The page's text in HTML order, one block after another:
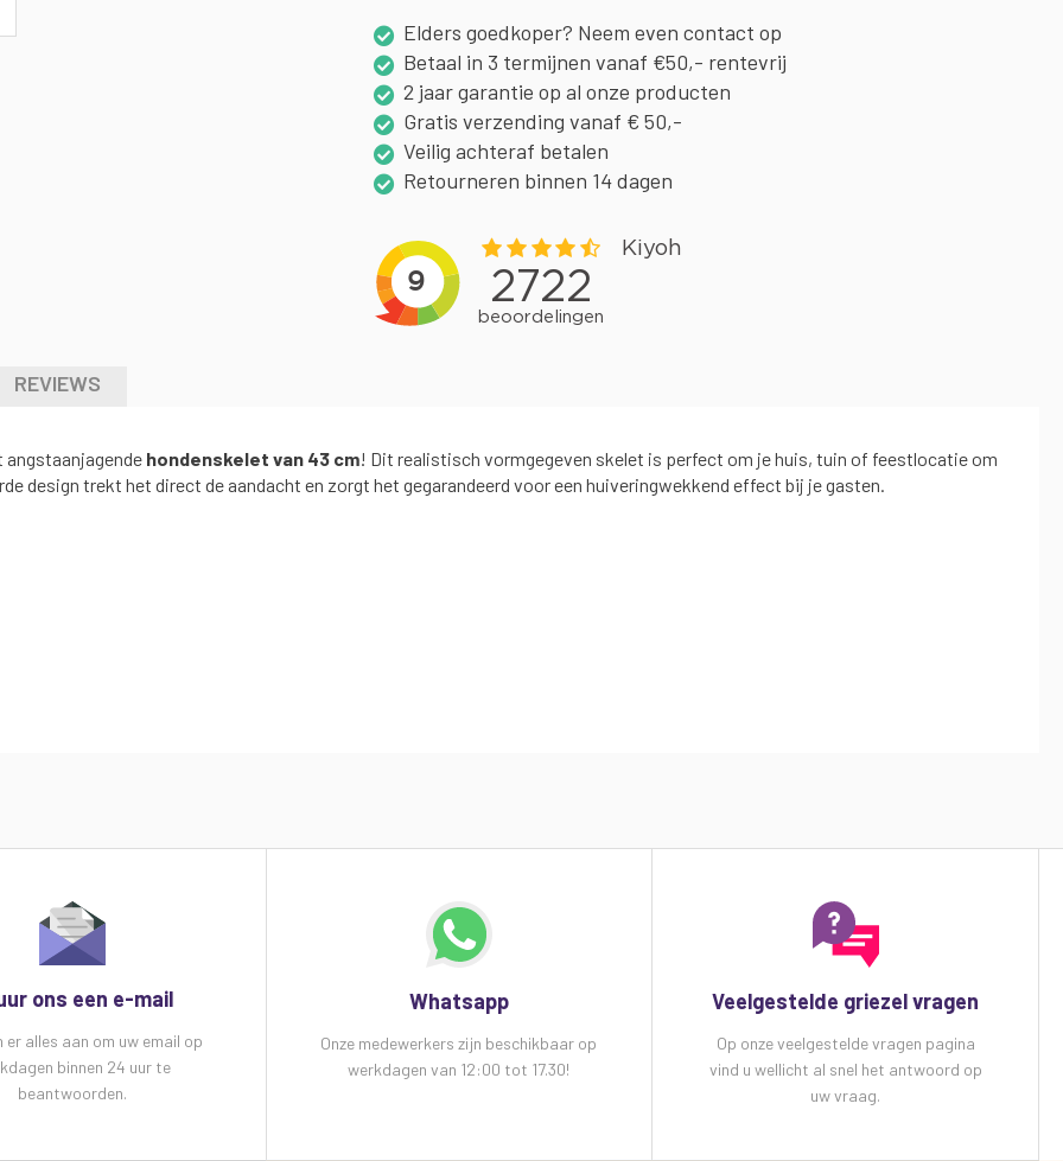
Elders goedkoper? Neem even contact op
Betaal in 3 termijnen vanaf €50,- rentevrij
2 jaar garantie op al onze producten
Gratis verzending vanaf € 50,-
Veilig achteraf betalen
Retourneren binnen 14 dagen
angstaanjagende hondenskelet van 43 cm! Dit realistisch vormgegeven skelet is perfect om je huis, tuin of feestlocatie om
design trekt het direct de aandacht en zorgt het gegarandeerd voor een huiveringwekkend effect bij je gasten.
REVIEWS
ons een e-mail
er alles aan om uw email op
binnen 24 uur te
beantwoorden.
Whatsapp
Onze medewerkers zijn beschikbaar op
werkdagen van 12:00 tot 17.30!
Veelgestelde griezel vragen
Op onze veelgestelde vragen pagina
vind u wellicht al snel het antwoord op
uw vraag.